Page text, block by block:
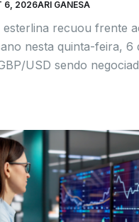
6, 2026ARI GANESA
esterlina recuou frente
nesta quinta-feira, 6
USD sendo